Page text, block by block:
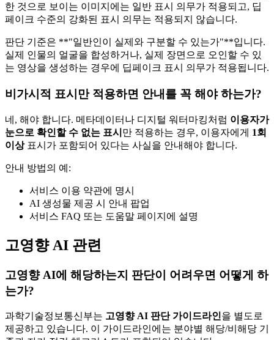
한 것으로 보이는 이미지에는 일반 표시 의무가 적용되고, 딥
페이크 수준의 강화된 표시 의무는 적용되지 않습니다.
판단 기준은 **"일반인이 실제와 구분할 수 있는가"**입니다.
실제 인물의 얼굴을 합성하거나, 실제 장면으로 오인할 수 있
는 영상을 생성하는 경우에 딥페이크 표시 의무가 적용됩니다.
비가시적 표시만 적용하면 안내를 꼭 해야 하는가?
네, 해야 합니다. 메타데이터나 디지털 워터마킹처럼 이용자가
눈으로 확인할 수 없는 표시 만 적용하는 경우, 이용자에게 1회
이상표시가 포함되어 있다는 사실을 안내해야 합니다.
안내 방법의 예:
서비스 이용 약관에 명시
AI 생성물 제공 시 안내 팝업
서비스 FAQ 또는 도움말 페이지에 설명
고영향 AI 관련
고영향 AI에 해당하는지 판단이 어려우면 어떻게 하
는가?
과학기술정보통신부는 고영향 AI 판단 가이드라인을 별도로
제공하고 있습니다. 이 가이드라인에는 분야별 해당/비해당 기